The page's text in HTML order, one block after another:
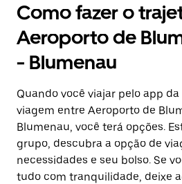
Como fazer o
Aeroporto de
- Blumenau
Quando você viajar pelo app
viagem entre Aeroporto de
Blumenau, você terá opções.
grupo, descubra a opção de
necessidades e seu bolso. Se
tudo com tranquilidade, deixe